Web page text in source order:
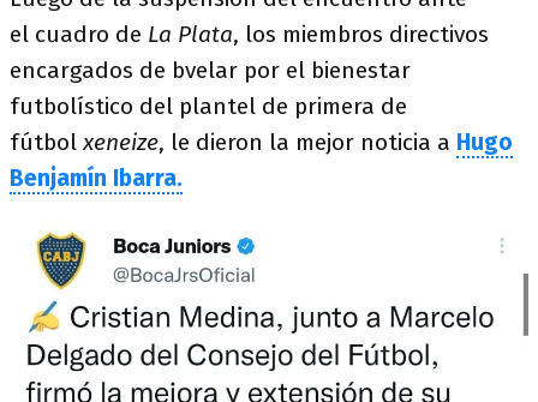
el cuadro de La Plata, los miembros directivos
encargados de bvelar por el bienestar
futbolístico del plantel de primera de
fútbolxeneize, le dieron la mejor noticia a Hugo
Benjamín Ibarra.